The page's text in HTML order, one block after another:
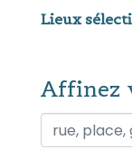
Lieux
Affinez
Affinez